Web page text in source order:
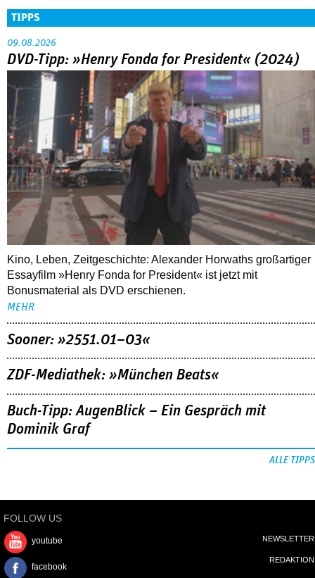
TIPPS
09.08.2026
DVD-Tipp: »Henry Fonda for President« (2024)
Kino, Leben, Zeitgeschichte: Alexander Horwaths großartiger
Essayfilm »Henry Fonda for President« ist jetzt mit
Bonusmaterial als DVD erschienen.
MEHR
Sooner: »2551.01–03«
ZDF-Mediathek: »München Beats«
Buch-Tipp: AugenBlick – Ein Gespräch mit
Dominik Graf
ALLE TIPPS
FOLLOW US
youtube
facebook
NEWSLETTER
REDAKTION